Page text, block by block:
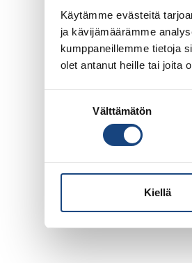
Käytämme evästeitä
ja kävijämäärämme
kumppaneillemme tietoja
olet antanut heille tai joita
Välttämätön
Kiellä